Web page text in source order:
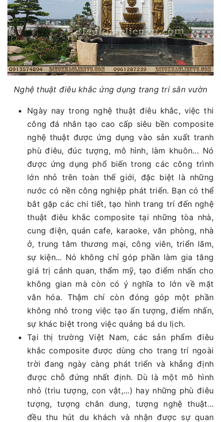
Nghệ thuật điêu khắc ứng dụng trang trí sân vườn
Ngày nay trong nghệ thuật điêu khắc, việc thi
công đá nhân tạo cao cấp siêu bền composite
nghệ thuật được ứng dụng vào sản xuất tranh
phù điêu, đúc tượng, mô hình, làm khuôn... Nó
được ứng dụng phổ biến trong các công trình
lớn nhỏ trên toàn thế giới, đặc biệt là những
nước có nền công nghiệp phát triển. Bạn có thể
bắt gặp các chi tiết, tạo hình trang trí đến nghệ
thuật điêu khắc composite tại những tòa nhà,
cung điện, quán cafe, karaoke, văn phòng, nhà
ở, trung tâm thương mại, công viên, triển lãm,
sự kiện... Nó không chỉ góp phần làm gia tăng
giá trị cảnh quan, thẩm mỹ, tạo điểm nhấn cho
không gian mà còn có ý nghĩa to lớn về mặt
văn hóa. Thậm chí còn đóng góp một phần
không nhỏ trong việc tạo ấn tượng, điểm nhấn,
sự khác biệt trong việc quảng bá du lịch.
Tại thị trường Việt Nam, các sản phẩm điêu
khắc composite được dùng cho trang trí ngoài
trời đang ngày càng phát triển và khẳng định
được chỗ đứng nhất định. Dù là một mô hình
nhỏ (trìu tượng, con vật,...) hay những phù điêu
tượng, tượng chân dung, tượng nghệ thuật...
đều thu hút du khách và nhận được sự quan